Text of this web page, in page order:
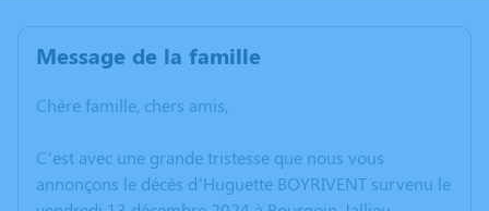
Message de la famille
Chère famille, chers amis,
C’est avec une grande tristesse que nous vous
annonçons le décès d’Huguette BOYRIVENT survenu le